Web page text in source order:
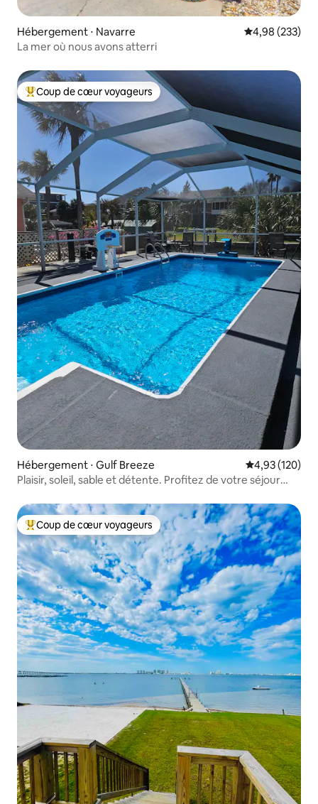
Hébergement ⋅ Navarre Évaluation
4,98 (233)
La mer où nous avons atterri
Coups de cœur voyageurs les plus appréciés
Coup de cœur voyageurs
Hébergement ⋅ Gulf Breeze Évaluation
4,93 (120)
Plaisir, soleil, sable et détente. Profitez de votre séjour
Coups de cœur voyageurs les plus appréciés
Coup de cœur voyageurs